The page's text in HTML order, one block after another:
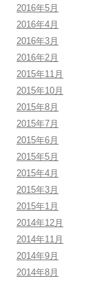
2016年5月
2016年4月
2016年3月
2016年2月
2015年11月
2015年10月
2015年8月
2015年7月
2015年6月
2015年5月
2015年4月
2015年3月
2015年1月
2014年12月
2014年11月
2014年9月
2014年8月